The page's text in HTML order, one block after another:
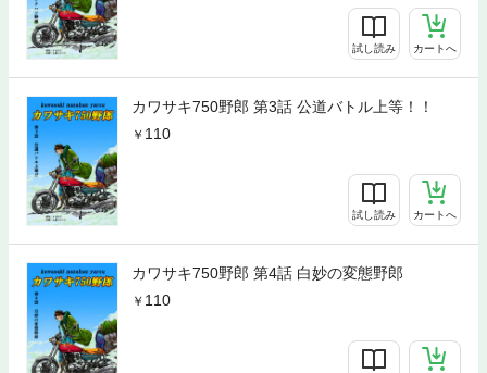
試し読み カートへ
カワサキ750野郎 第3話 公道バトル上等！！
110
試し読み カートへ
カワサキ750野郎 第4話 白妙の変態野郎
110